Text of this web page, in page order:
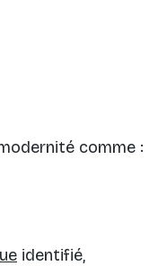
comme :
identifié,